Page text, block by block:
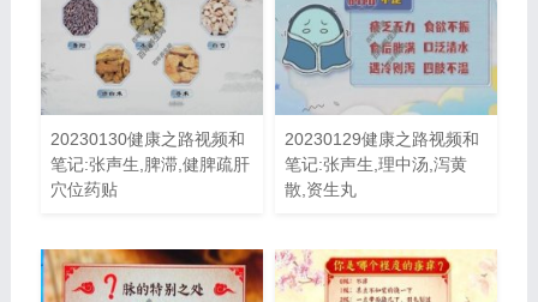
20230130健康之路视频和
笔记:张声生,脾滞,健脾疏肝
穴位药贴
20230129健康之路视频和
笔记:张声生,理中汤,泻黄
散,资生丸